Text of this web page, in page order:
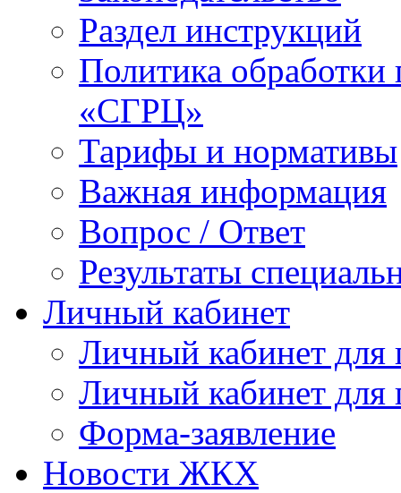
Раздел инструкций
Политика
«СГРЦ»
Тарифы и нормативы
Важная информация
Вопрос / Ответ
Результаты
Личный кабинет
Личный кабинет
Личный кабинет
Форма-заявление
Новости ЖКХ